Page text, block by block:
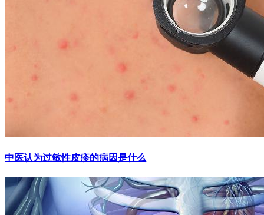
中医认为过敏性皮疹的病因是什么